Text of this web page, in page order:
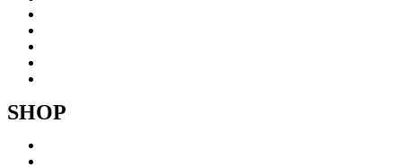
SHOP
Menu